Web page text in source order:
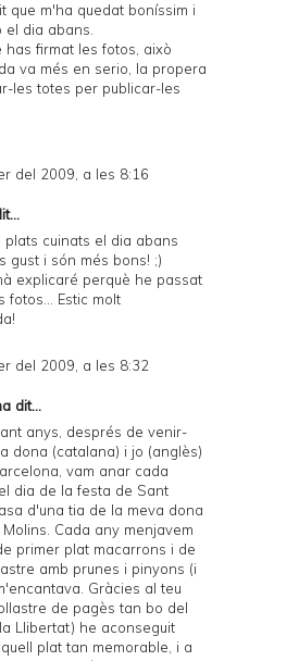
que m'ha quedat boníssim i
el dia abans.
has firmat les fotos, això
va més en serio, la propera
les totes per publicar-les
del 2009, a les 8:16
plats cuinats el dia abans
gust i són més bons! ;)
explicaré perquè he passat
fotos... Estic molt
del 2009, a les 8:32
dit...
anys, després de venir-
dona (catalana) i jo (anglès)
vam anar cada
dia de la festa de Sant
d'una tia de la meva dona
Cada any menjavem
primer plat macarrons i de
amb prunes i pinyons (i
Gràcies al teu
de pagès tan bo del
Llibertat) he aconseguit
plat tan memorable, i a